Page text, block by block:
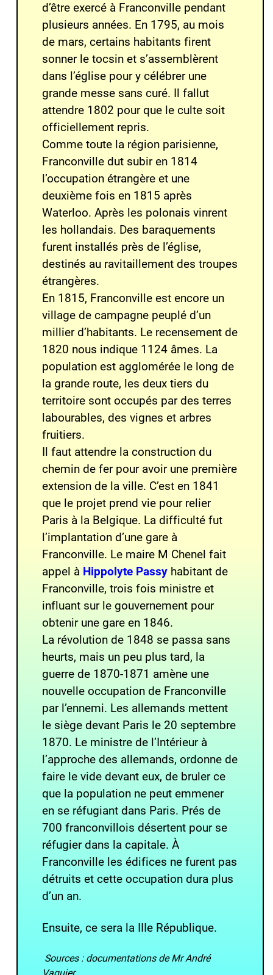
d’être exercé à Franconville pendant
plusieurs années. En 1795, au mois
de mars, certains habitants firent
sonner le tocsin et s’assemblèrent
dans l’église pour y célébrer une
grande messe sans curé. Il fallut
attendre 1802 pour que le culte soit
officiellement repris.
Comme toute la région parisienne,
Franconville dut subir en 1814
l’occupation étrangère et une
deuxième fois en 1815 après
Waterloo. Après les polonais vinrent
les hollandais. Des baraquements
furent installés près de l’église,
destinés au ravitaillement des troupes
étrangères.
En 1815, Franconville est encore un
village de campagne peuplé d’un
millier d’habitants. Le recensement de
1820 nous indique 1124 âmes. La
population est agglomérée le long de
la grande route, les deux tiers du
territoire sont occupés par des terres
labourables, des vignes et arbres
fruitiers.
Il faut attendre la construction du
chemin de fer pour avoir une première
extension de la ville. C’est en 1841
que le projet prend vie pour relier
Paris à la Belgique. La difficulté fut
l’implantation d’une gare à
Franconville. Le maire M Chenel fait
appel à Hippolyte Passy habitant de
Franconville, trois fois ministre et
influant sur le gouvernement pour
obtenir une gare en 1846.
La révolution de 1848 se passa sans
heurts, mais un peu plus tard, la
guerre de 1870-1871 amène une
nouvelle occupation de Franconville
par l’ennemi. Les allemands mettent
le siège devant Paris le 20 septembre
1870. Le ministre de l’Intérieur à
l’approche des allemands, ordonne de
faire le vide devant eux, de bruler ce
que la population ne peut emmener
en se réfugiant dans Paris. Prés de
700 franconvillois désertent pour se
réfugier dans la capitale. À
Franconville les édifices ne furent pas
détruits et cette occupation dura plus
d’un an.
Ensuite, ce sera la IIIe République.
Sources : documentations de Mr André